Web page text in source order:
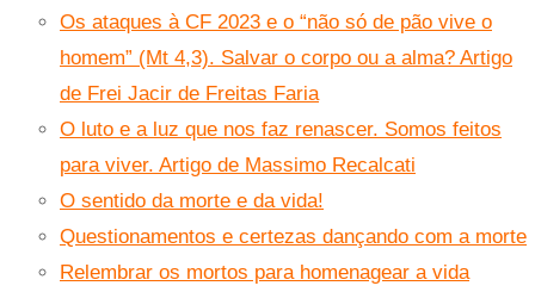
Os ataques à CF 2023 e o “não só de pão vive o
homem” (Mt 4,3). Salvar o corpo ou a alma? Artigo
de Frei Jacir de Freitas Faria
O luto e a luz que nos faz renascer. Somos feitos
para viver. Artigo de Massimo Recalcati
O sentido da morte e da vida!
Questionamentos e certezas dançando com a morte
Relembrar os mortos para homenagear a vida